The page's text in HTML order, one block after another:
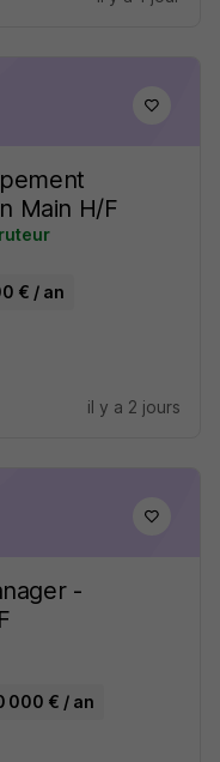
Main H/F
€ / an
il y a 2 jours
-
000 € / an